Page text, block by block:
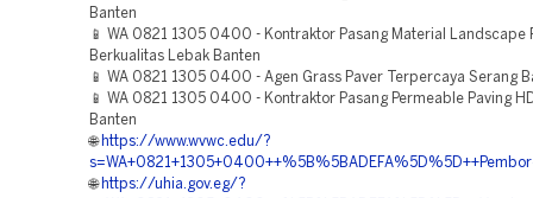
Banten
📱 WA 0821 1305 0400 - Kontraktor Pasang Material Landscape
Berkualitas Lebak Banten
📱 WA 0821 1305 0400 - Agen Grass Paver Terpercaya Serang
📱 WA 0821 1305 0400 - Kontraktor Pasang Permeable Paving
Banten
🌐 https://www.wvwc.edu/?
🌐 https://uhia.gov.eg/?